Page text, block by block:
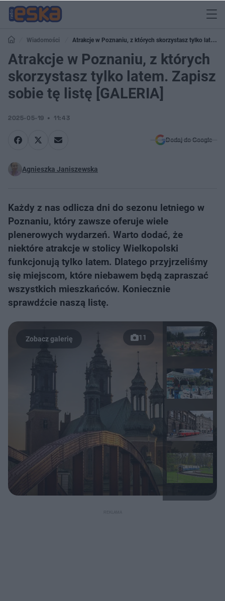
Wiadomości
Atrakcje w Poznaniu, z których skorzystasz tylko latem.
Zapisz sobie tę listę [GALERIA]
Atrakcje w Poznaniu, z których
skorzystasz tylko latem. Zapisz
sobie tę listę [GALERIA]
2025-05-19 11:43
Dodaj do Google
Agnieszka Janiszewska
Każdy z nas odlicza dni do sezonu letniego w
Poznaniu, który zawsze oferuje wiele
plenerowych wydarzeń. Warto dodać, że
niektóre atrakcje w stolicy Wielkopolski
funkcjonują tylko latem. Dlatego przyjrzeliśmy
się miejscom, które niebawem będą zapraszać
wszystkich mieszkańców. Koniecznie
sprawdźcie naszą listę.
11